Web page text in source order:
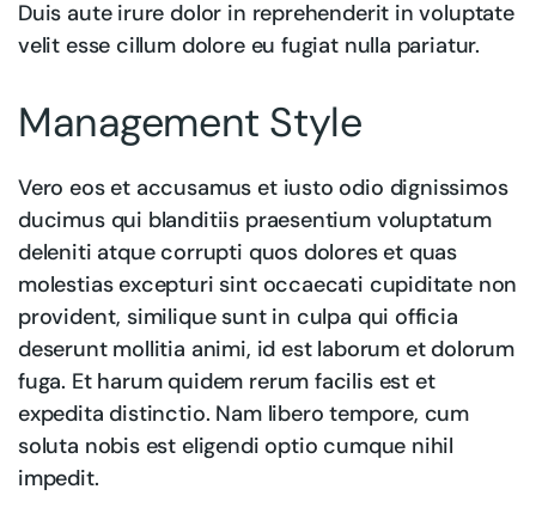
Duis aute irure dolor in reprehenderit in voluptate
velit esse cillum dolore eu fugiat nulla pariatur.
Management Style
Vero eos et accusamus et iusto odio dignissimos
ducimus qui blanditiis praesentium voluptatum
deleniti atque corrupti quos dolores et quas
molestias excepturi sint occaecati cupiditate non
provident, similique sunt in culpa qui officia
deserunt mollitia animi, id est laborum et dolorum
fuga. Et harum quidem rerum facilis est et
expedita distinctio. Nam libero tempore, cum
soluta nobis est eligendi optio cumque nihil
impedit.